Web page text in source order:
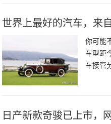
世界上最好的汽车，来
你可能
车型距
车接管
力、
日产新款奇骏已上市，